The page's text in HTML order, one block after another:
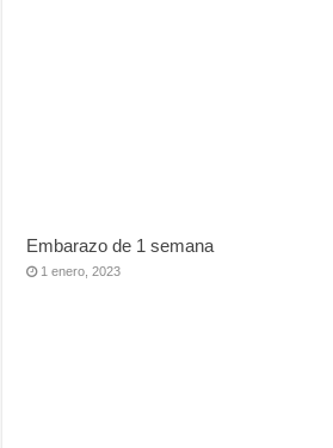
Embarazo de 1 semana
1 enero, 2023